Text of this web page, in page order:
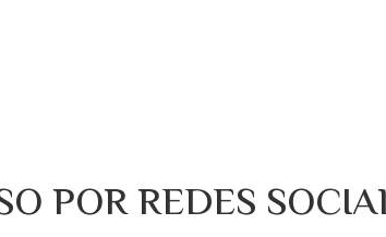
POR REDES